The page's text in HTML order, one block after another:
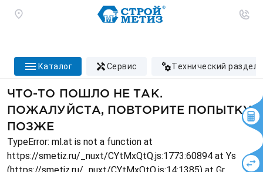
каталог сервис технический раздел
ЧТО-ТО ПОШЛО НЕ ТАК.
ПОЖАЛУЙСТА, ПОВТОРИТЕ ПОПЫТКУ
ПОЗЖЕ
TypeError: ml.at is not a function at
https://smetiz.ru/_nuxt/CYtMxQtQ.js:1773:60894 at Ys